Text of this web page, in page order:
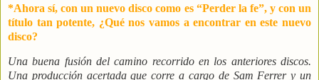
*Ahora sí, con un nuevo disco como es “Perder la fe”, y con un
título tan potente, ¿Qué nos vamos a encontrar en este nuevo
disco?
Una buena fusión del camino recorrido en los anteriores discos.
Una producción acertada que corre a cargo de Sam Ferrer y un